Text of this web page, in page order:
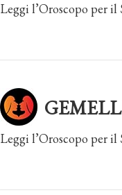
Leggi l’Oroscopo per il
Leggi l’Oroscopo per il